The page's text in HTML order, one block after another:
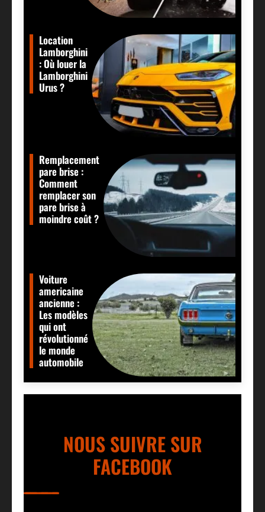
Location
Lamborghini
: Où louer la
Lamborghini
Urus ?
Remplacement
pare brise :
Comment
remplacer son
pare brise à
moindre coût ?
Voiture
americaine
ancienne :
Les modèles
qui ont
révolutionné
le monde
automobile
NOUS SUIVRE SUR
FACEBOOK